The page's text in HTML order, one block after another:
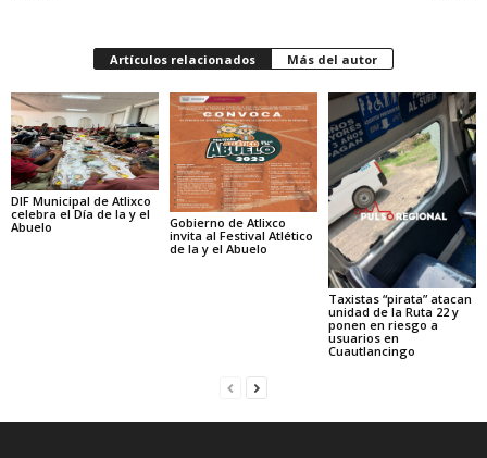
Artículos relacionados Más del autor
DIF Municipal de Atlixco
celebra el Día de la y el
Abuelo
Gobierno de Atlixco
invita al Festival Atlético
de la y el Abuelo
Taxistas “pirata” atacan
unidad de la Ruta 22 y
ponen en riesgo a
usuarios en
Cuautlancingo